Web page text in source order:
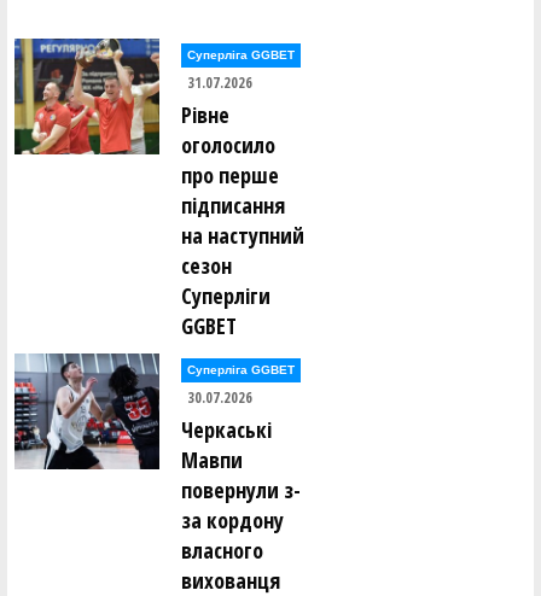
Олександр Раєвський ()
Володимир Расків ()
Віталій Редюк ()
Катерина Редюк ()
Борис Рижик ()
Данило Рикунов ()
Владислав Рогозін ()
Віталій Ручкін ()
Альбіна Сазонова ()
Олексій Сало ()
Сергій Сальніков ()
Роман Свиницький ()
Вясчеслав Севаст'янов ()
Євген Селіванов ()
Світлана Середня ()
Олег Сивулицький ()
Суперліга GGBET
31.07.2026
Рівне
оголосило
про перше
підписання
на наступний
сезон
Суперліги
GGBET
Суперліга GGBET
30.07.2026
Черкаські
Мавпи
повернули з-
за кордону
власного
вихованця